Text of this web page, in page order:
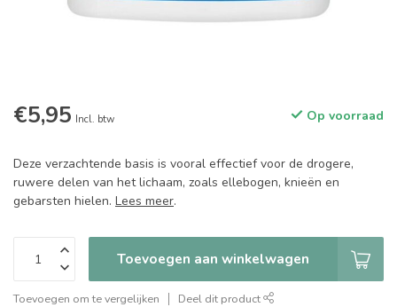
€5,95 Incl. btw Op voorraad
Deze verzachtende basis is vooral effectief voor de drogere,
ruwere delen van het lichaam, zoals ellebogen, knieën en
gebarsten hielen. Lees meer.
Toevoegen aan winkelwagen
Toevoegen om te vergelijken Deel dit product